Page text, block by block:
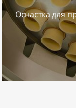
Оснастка для